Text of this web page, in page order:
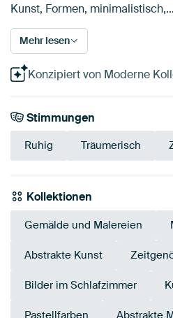
Kunst, Formen, minimalistisch,…
Mehr lesen
Konzipiert von Moderne
Stimmungen
Ruhig Träumerisch
Kollektionen
Gemälde und Malereien
Abstrakte Kunst
Bilder im Schlafzimmer
Pastellfarben Abstrakte